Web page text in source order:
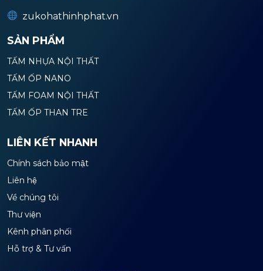
zukohathinhphat.vn
SẢN PHẨM
TẤM NHỰA NỘI THẤT
TẤM ỐP NANO
TẤM FOAM NỘI THẤT
TẤM ỐP THAN TRE
LIÊN KẾT NHANH
Chính sách bảo mật
Liên hệ
Về chúng tôi
Thư viện
Kênh phân phối
Hỗ trợ & Tư vấn